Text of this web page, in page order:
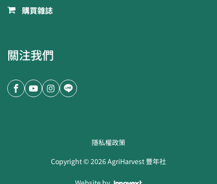
購買雜誌
關注我們
隱私權政策
Copyright ©2026AgriHarvest 豐年社